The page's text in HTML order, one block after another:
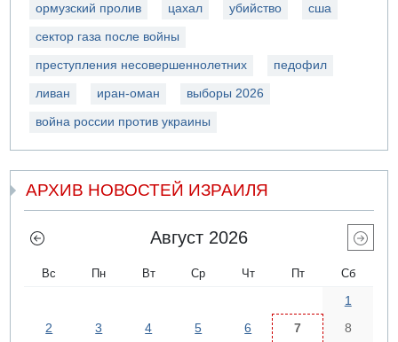
ормузский пролив цахал убийство сша
сектор газа после войны
преступления несовершеннолетних педофил
ливан иран-оман выборы 2026
война россии против украины
АРХИВ НОВОСТЕЙ ИЗРАИЛЯ
Август 2026
Вс Пн Вт Ср Чт Пт Сб
1
2
3 4 5 6 7
8